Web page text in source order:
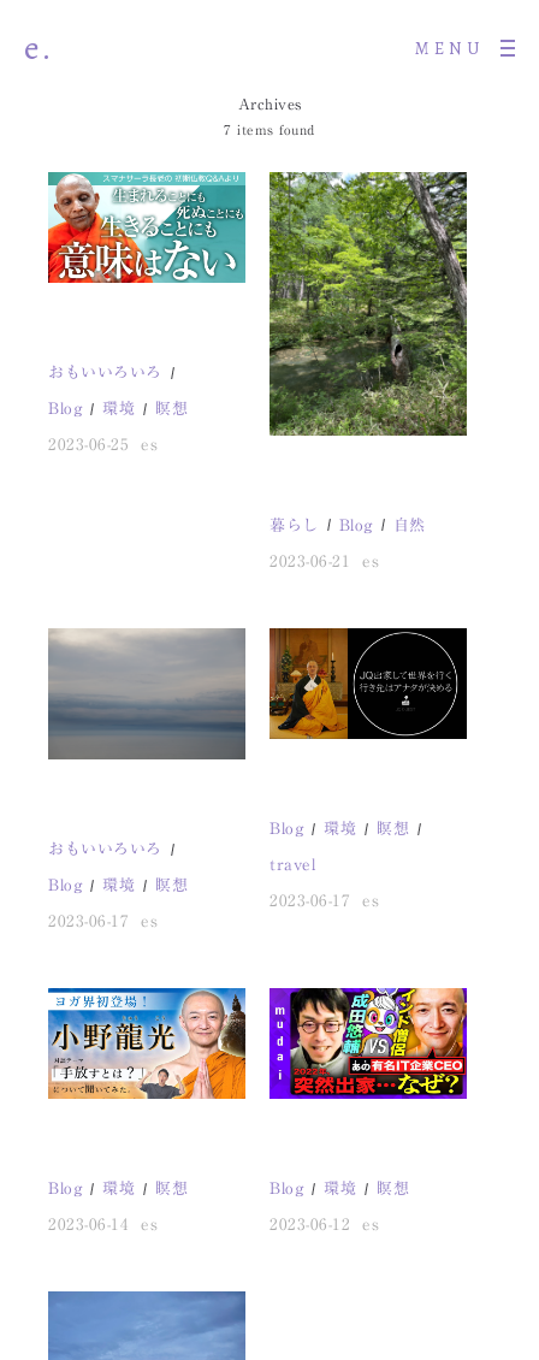
MENU
e.
Archives
7 items found
おもいいろいろ
Blog 環境 瞑想
2023-06-25 es
暮らし Blog 自然
2023-06-21 es
おもいいろいろ
Blog 環境 瞑想
2023-06-17 es
Blog 環境 瞑想
travel
2023-06-17 es
Blog 環境 瞑想
2023-06-14 es
Blog 環境 瞑想
2023-06-12 es